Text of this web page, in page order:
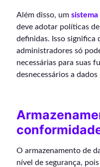
Além disso, um
deve adotar políticas
definidas. Isso significa
administradores só
necessárias para suas
desnecessários a dados
O armazenamento de
nível de segurança,